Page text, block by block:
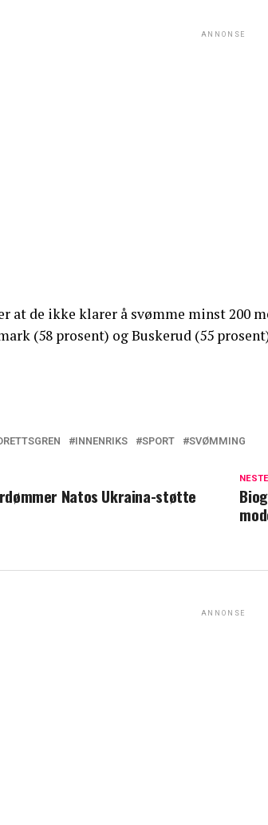
ANNONSE
at de ikke klarer å svømme minst 200
(58 prosent) og Buskerud (55
INNENRIKS SPORT SVØMMING
NESTE
Natos Ukraina-støtte
ANNONSE